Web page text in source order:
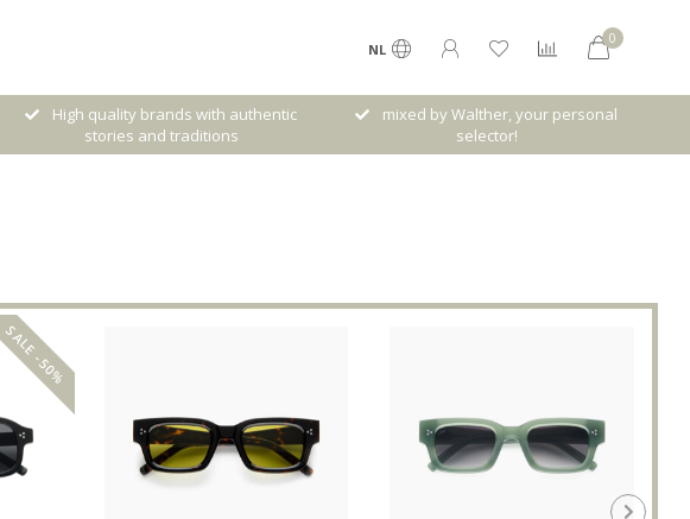
NL
0
mixed by Walther, your personal
selector!
Gratis verzenden vanaf € 120,- (NL)
SALE -50%